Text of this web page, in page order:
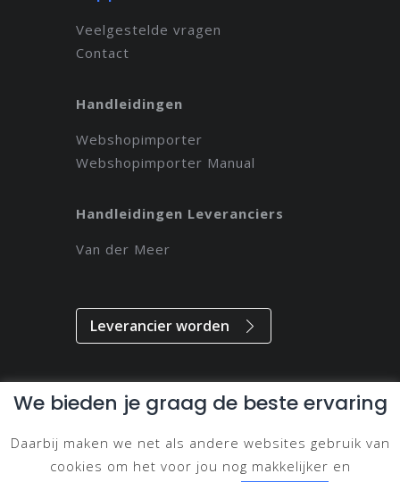
Veelgestelde vragen
Contact
Handleidingen
Webshopimporter
Webshopimporter Manual
Handleidingen Leveranciers
Van der Meer
Leverancier worden
Alle rechten voorbehouden // 2021 // Magdeveloper
Privacy & Disclaimer
We bieden je graag de beste ervaring
Daarbij maken we net als andere websites gebruik van
cookies om het voor jou nog makkelijker en